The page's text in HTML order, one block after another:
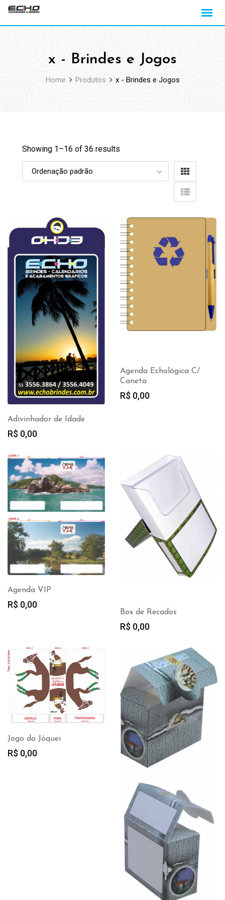
Skip
x - Brindes e Jogos
Home Produtos x - Brindes e Jogos
Showing 1–16 of 36 results
Adivinhador de Idade
R$ 0,00
Agenda Echológica C/
Caneta
R$ 0,00
Agenda VIP
R$ 0,00
Box de Recados
R$ 0,00
Jogo do Jóquei
R$ 0,00